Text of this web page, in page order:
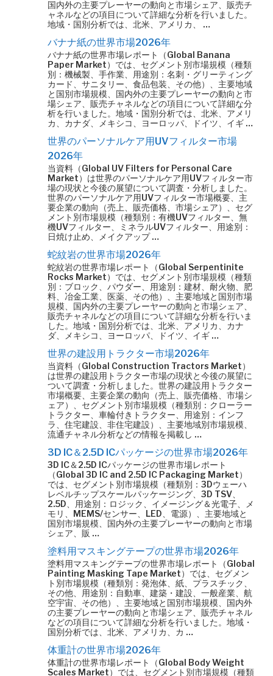
国内外の主要プレーヤーの動向と市場シェア、販売チ
ャネルなどの項目について詳細な分析を行いました。
地域・国別分析では、北米、アメリカ、 …
バナナ紙の世界市場2026年
バナナ紙の世界市場レポート（Global Banana
Paper Market）では、セグメント別市場規模（種類
別：機械製、手作業、用途別：名刺・グリーティング
カード、サニタリー、食品包装、その他）、主要地域
と国別市場規模、国内外の主要プレーヤーの動向と市
場シェア、販売チャネルなどの項目について詳細な分
析を行いました。地域・国別分析では、北米、アメリ
カ、カナダ、メキシコ、ヨーロッパ、ドイツ、イギ …
世界のパーソナルケア用UVフィルター市場
2026年
当資料（Global UV Filters for Personal Care
Market）は世界のパーソナルケア用UVフィルター市
場の現状と今後の展望について調査・分析しました。
世界のパーソナルケア用UVフィルター市場概要、主
要企業の動向（売上、販売価格、市場シェア）、セグ
メント別市場規模（種類別：有機UVフィルター、無
機UVフィルター、ミネラルUVフィルター、用途別：
日焼け止め、メイクアップ …
蛇紋岩の世界市場2026年
蛇紋岩の世界市場レポート（Global Serpentinite
Rocks Market）では、セグメント別市場規模（種類
別：ブロック、パウダー、用途別：建材、耐火物、肥
料、冶金工業、医薬、その他）、主要地域と国別市場
規模、国内外の主要プレーヤーの動向と市場シェア、
販売チャネルなどの項目について詳細な分析を行いま
した。地域・国別分析では、北米、アメリカ、カナ
ダ、メキシコ、ヨーロッパ、ドイツ、イギ …
世界の建設用トラクター市場2026年
当資料（Global Construction Tractors Market）
は世界の建設用トラクター市場の現状と今後の展望に
ついて調査・分析しました。世界の建設用トラクター
市場概要、主要企業の動向（売上、販売価格、市場シ
ェア）、セグメント別市場規模（種類別：クローラー
トラクター、車輪付きトラクター、用途別：インフ
ラ、住宅建設、非住宅建設）、主要地域別市場規模、
流通チャネル分析などの情報を掲載し …
3D IC＆2.5D ICパッケージの世界市場2026年
3D IC＆2.5D ICパッケージの世界市場レポート
（Global 3D IC and 2.5D IC Packaging Market）
では、セグメント別市場規模（種類別：3Dウェーハ
レベルチップスケールパッケージング、3D TSV、
2.5D、用途別：ロジック、イメージング＆光電子、メ
モリ、MEMS/センサー、LED、電源）、主要地域と
国別市場規模、国内外の主要プレーヤーの動向と市場
シェア、販 …
塗料用マスキングテープの世界市場2026年
塗料用マスキングテープの世界市場レポート（Global
Painting Masking Tape Market）では、セグメン
ト別市場規模（種類別：発泡体、紙、プラスチック、
その他、用途別：自動車、建築・建設、一般産業、航
空宇宙、その他）、主要地域と国別市場規模、国内外
の主要プレーヤーの動向と市場シェア、販売チャネル
などの項目について詳細な分析を行いました。地域・
国別分析では、北米、アメリカ、カ …
体重計の世界市場2026年
体重計の世界市場レポート（Global Body Weight
Scales Market）では、セグメント別市場規模（種類